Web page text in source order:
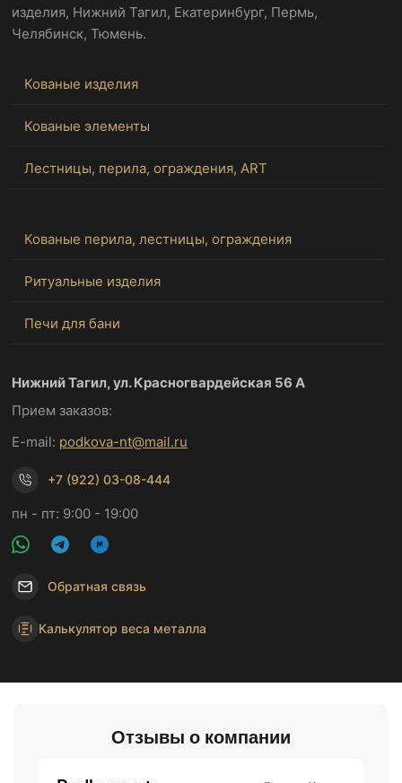
изделия, Нижний Тагил, Екатеринбург, Пермь,
Челябинск, Тюмень.
Кованые изделия
Кованые элементы
Лестницы, перила, ограждения, ART
Кованые перила, лестницы, ограждения
Ритуальные изделия
Печи для бани
Нижний Тагил, ул. Красногвардейская 56 А
Прием заказов:
E-mail: podkova-nt@mail.ru
+7 (922) 03-08-444
пн - пт: 9:00 - 19:00
Обратная связь
Калькулятор веса металла
Отзывы о компании